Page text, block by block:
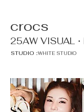
crocs
25AW VISUAL
STUDIO：WHITE STUDIO